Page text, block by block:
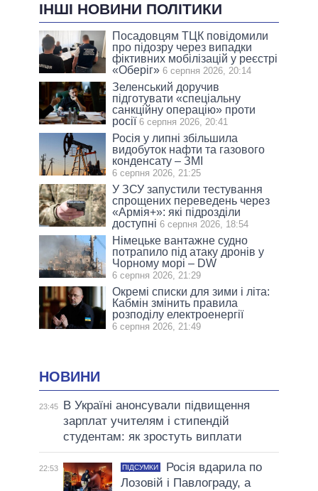
ІНШІ НОВИНИ ПОЛІТИКИ
Посадовцям ТЦК повідомили
про підозру через випадки
фіктивних мобілізацій у реєстрі
«Оберіг» 6 серпня 2026, 20:14
Зеленський доручив
підготувати «спеціальну
санкційну операцію» проти
росії 6 серпня 2026, 20:41
Росія у липні збільшила
видобуток нафти та газового
конденсату – ЗМІ
6 серпня 2026, 21:25
У ЗСУ запустили тестування
спрощених переведень через
«Армія+»: які підрозділи
доступні 6 серпня 2026, 18:54
Німецьке вантажне судно
потрапило під атаку дронів у
Чорному морі – DW
6 серпня 2026, 21:29
Окремі списки для зими і літа:
Кабмін змінить правила
розподілу електроенергії
6 серпня 2026, 21:49
НОВИНИ
23:45
В Україні анонсували підвищення
зарплат учителям і стипендій
студентам: як зростуть виплати
22:53 ПІДСУМКИ
Росія вдарила по
Лозовій і Павлограду, а